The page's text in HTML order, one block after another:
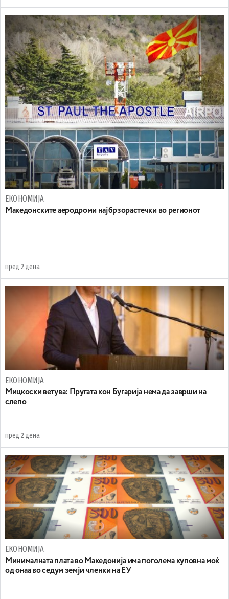
ЕКОНОМИЈА
Maкедонските аеродроми најбрзорастечки во регионот
пред 2 дена
ЕКОНОМИЈА
Mицкоски ветува: Пругата кон Бугарија нема да заврши на
слепо
пред 2 дена
ЕКОНОМИЈА
Минималната плата во Македонија има поголема куповна моќ
од онаа во седум земји членки на ЕУ